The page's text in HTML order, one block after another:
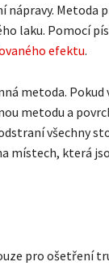
nápravy.
laku. Pomocí
efektu.
metoda.
metodu a
všechny
místech, která
pro ošetření